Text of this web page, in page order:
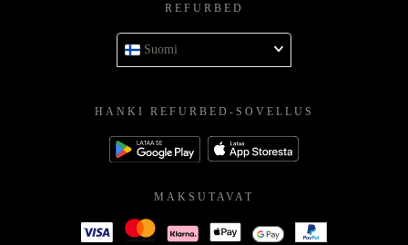
REFURBED
Suomi
HANKI REFURBED-SOVELLUS
MAKSUTAVAT